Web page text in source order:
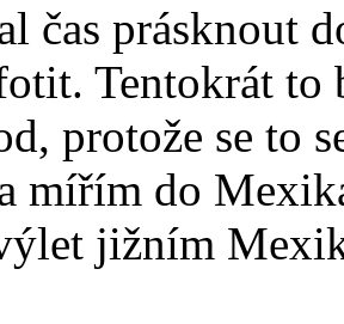
čas prásknout
Tentokrát
protože se to
mířím do
jižním